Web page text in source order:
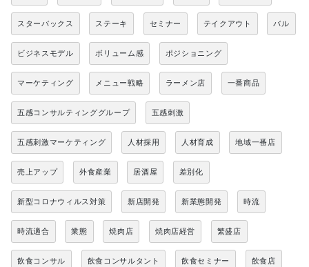
スターバックス ステーキ セミナー テイクアウト バル
ビジネスモデル ボリューム感 ポジショニング
マーケティング メニュー戦略 ラーメン店 一番商品
五感コンサルティンググループ 五感刺激
五感刺激マーケティング 人材採用 人材育成 地域一番店
売上アップ 外食産業 居酒屋 差別化
新型コロナウィルス対策 新店開発 新業態開発 時流
時流適合 業態 焼肉店 焼肉店経営 繁盛店
飲食コンサル 飲食コンサルタント 飲食セミナー 飲食店